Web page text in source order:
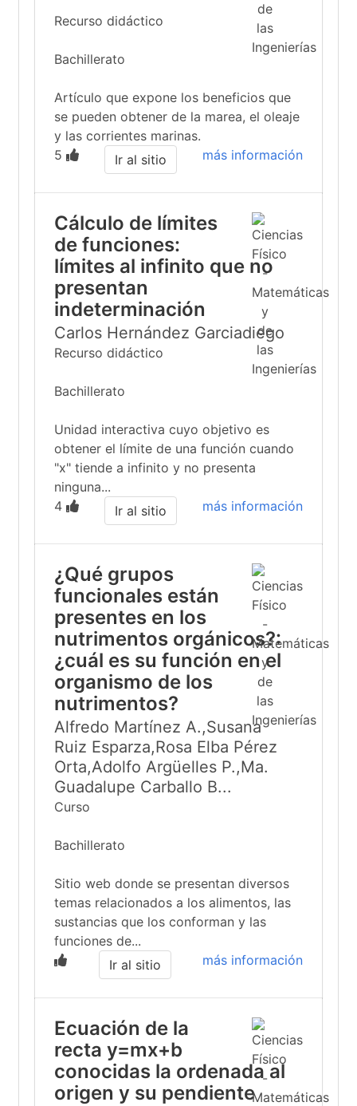
Recurso didáctico
Bachillerato
Artículo que expone los beneficios que
se pueden obtener de la marea, el oleaje
y las corrientes marinas.
5
más información
Ir al sitio
Cálculo de límites
de funciones:
límites al infinito que no
presentan
indeterminación
Carlos Hernández Garciadiego
Recurso didáctico
Bachillerato
Unidad interactiva cuyo objetivo es
obtener el límite de una función cuando
"x" tiende a infinito y no presenta
ninguna...
4
más información
Ir al sitio
¿Qué grupos
funcionales están
presentes en los
nutrimentos orgánicos?:
¿cuál es su función en el
organismo de los
nutrimentos?
Alfredo Martínez A.,Susana
Ruiz Esparza,Rosa Elba Pérez
Orta,Adolfo Argüelles P.,Ma.
Guadalupe Carballo B...
Curso
Bachillerato
Sitio web donde se presentan diversos
temas relacionados a los alimentos, las
sustancias que los conforman y las
funciones de...
más información
Ir al sitio
Ecuación de la
recta y=mx+b
conocidas la ordenada al
origen y su pendiente